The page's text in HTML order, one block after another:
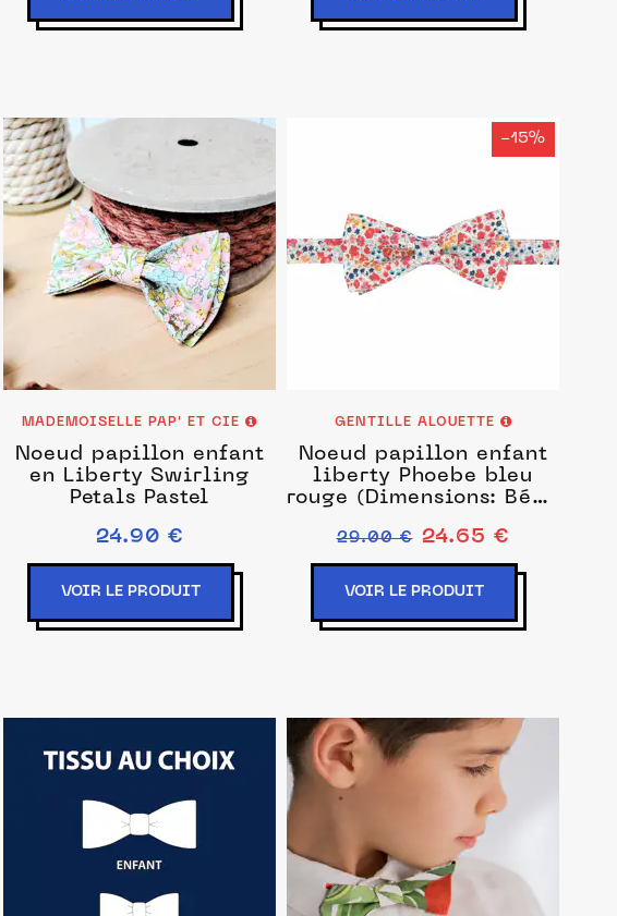
MADEMOISELLE PAP' ET CIE
Noeud papillon enfant
en Liberty Swirling
Petals Pastel
24.90 €
VOIR LE PRODUIT
-15%
GENTILLE ALOUETTE
Noeud papillon enfant
liberty Phoebe bleu
rouge (Dimensions: Bébé
29.00 € 24.65 €
VOIR LE PRODUIT